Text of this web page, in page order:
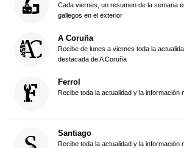
Cada viernes, un resumen de la semana
gallegos en el exterior
A Coruña
Recibe de lunes a viernes toda la
destacada de A Coruña
Ferrol
Recibe toda la actualidad y la información
Santiago
Recibe toda la actualidad y la información